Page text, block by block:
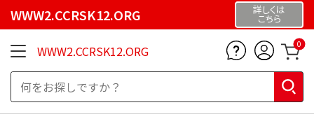
WWW2.CCRSK12.ORG 詳しくは
こちら
WWW2.CCRSK12.ORG 0